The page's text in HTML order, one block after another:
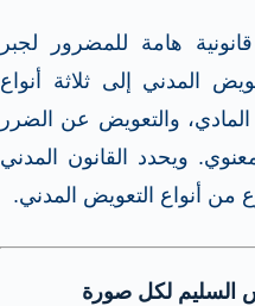
هامة للمضرور لجبر
المدني إلى ثلاثة أنواع
والتعويض عن الضرر
ويحدد القانون المدني
من أنواع التعويض المدني.
السليم لكل صورة